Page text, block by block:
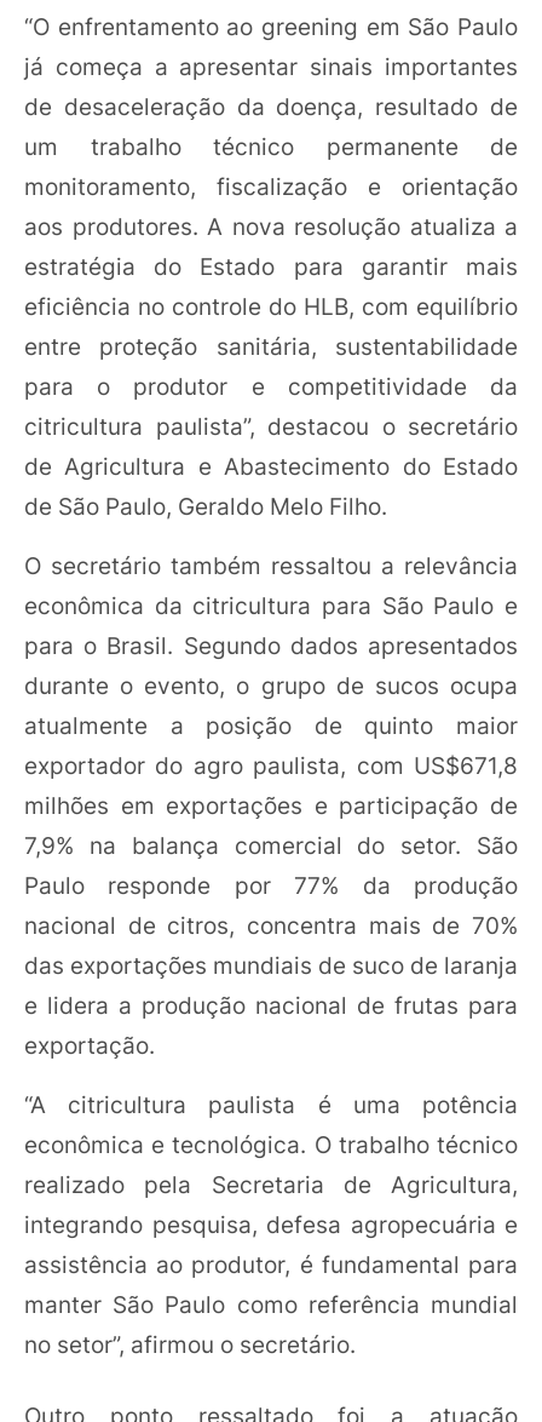
“O enfrentamento ao greening em São Paulo
já começa a apresentar sinais importantes
de desaceleração da doença, resultado de
um trabalho técnico permanente de
monitoramento, fiscalização e orientação
aos produtores. A nova resolução atualiza a
estratégia do Estado para garantir mais
eficiência no controle do HLB, com equilíbrio
entre proteção sanitária, sustentabilidade
para o produtor e competitividade da
citricultura paulista”, destacou o secretário
de Agricultura e Abastecimento do Estado
de São Paulo, Geraldo Melo Filho.
O secretário também ressaltou a relevância
econômica da citricultura para São Paulo e
para o Brasil. Segundo dados apresentados
durante o evento, o grupo de sucos ocupa
atualmente a posição de quinto maior
exportador do agro paulista, com US$671,8
milhões em exportações e participação de
7,9% na balança comercial do setor. São
Paulo responde por 77% da produção
nacional de citros, concentra mais de 70%
das exportações mundiais de suco de laranja
e lidera a produção nacional de frutas para
exportação.
“A citricultura paulista é uma potência
econômica e tecnológica. O trabalho técnico
realizado pela Secretaria de Agricultura,
integrando pesquisa, defesa agropecuária e
assistência ao produtor, é fundamental para
manter São Paulo como referência mundial
no setor”, afirmou o secretário.
Outro ponto ressaltado foi a atuação